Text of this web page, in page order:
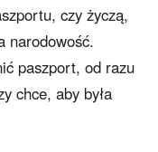
czy życzą,
narodowość.
paszport, od razu
chce, aby była